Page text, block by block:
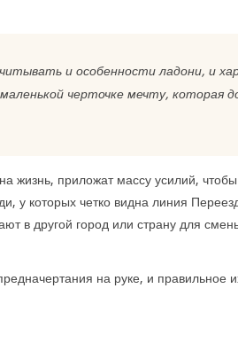
и особенности ладони, и
черточке мечту, которая
жизнь, приложат массу усилий,
у которых четко видна линия
в другой город или страну для
на руке, и правильное